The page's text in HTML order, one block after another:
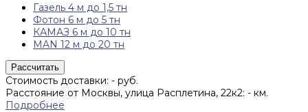
Газель 4 м до 1,5 тн
Фотон 6 м до 5 тн
КАМАЗ 6 м до 10 тн
MAN 12 м до 20 тн
Рассчитать
Стоимость доставки: - руб.
Расстояние от Москвы, улица Расплетина, 22к2: - км.
Подробнее